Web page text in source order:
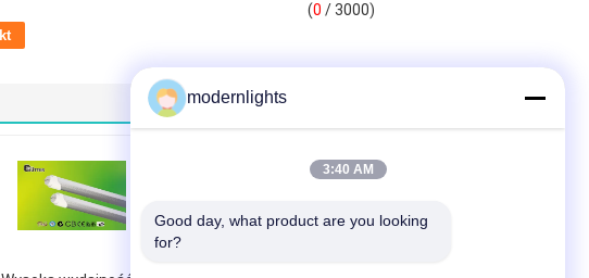
(0 / 3000)
modernlights
3:40 AM
Good day, what product are you looking
for?